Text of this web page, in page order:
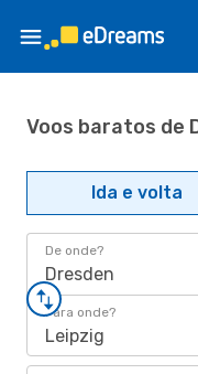
Voos baratos de
Ida e volta
De onde?
Dresden
Para onde?
Leipzig